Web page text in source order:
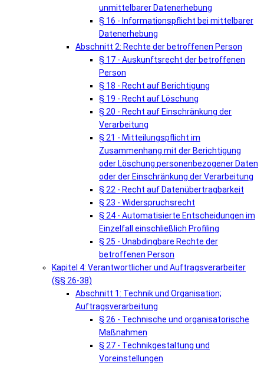
unmittelbarer Datenerhebung
§ 16 - Informationspflicht bei mittelbarer
Datenerhebung
Abschnitt 2: Rechte der betroffenen Person
§ 17 - Auskunftsrecht der betroffenen
Person
§ 18 - Recht auf Berichtigung
§ 19 - Recht auf Löschung
§ 20 - Recht auf Einschränkung der
Verarbeitung
§ 21 - Mitteilungspflicht im
Zusammenhang mit der Berichtigung
oder Löschung personenbezogener Daten
oder der Einschränkung der Verarbeitung
§ 22 - Recht auf Datenübertragbarkeit
§ 23 - Widerspruchsrecht
§ 24 - Automatisierte Entscheidungen im
Einzelfall einschließlich Profiling
§ 25 - Unabdingbare Rechte der
betroffenen Person
Kapitel 4: Verantwortlicher und Auftragsverarbeiter
(§§ 26-38)
Abschnitt 1: Technik und Organisation;
Auftragsverarbeitung
§ 26 - Technische und organisatorische
Maßnahmen
§ 27 - Technikgestaltung und
Voreinstellungen